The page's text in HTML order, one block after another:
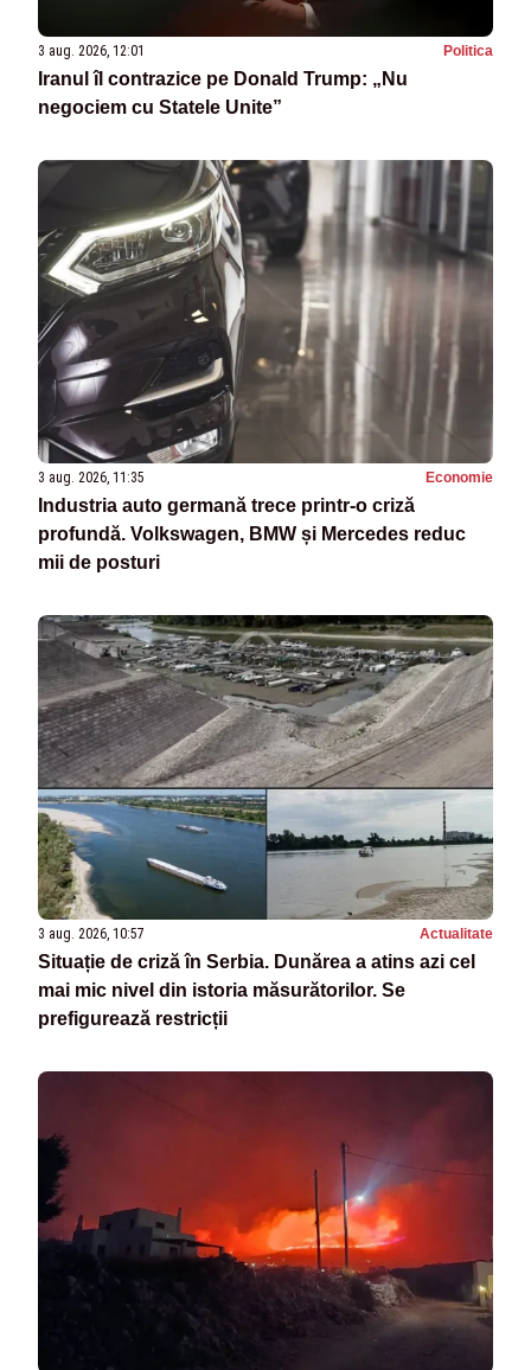
3 aug. 2026, 12:01 Politica
Iranul îl contrazice pe Donald Trump: „Nu
negociem cu Statele Unite”
3 aug. 2026, 11:35 Economie
Industria auto germană trece printr-o criză
profundă. Volkswagen, BMW și Mercedes reduc
mii de posturi
3 aug. 2026, 10:57 Actualitate
Situație de criză în Serbia. Dunărea a atins azi cel
mai mic nivel din istoria măsurătorilor. Se
prefigurează restricții